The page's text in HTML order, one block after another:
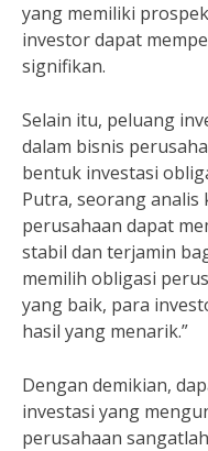
yang memiliki
investor dapat
signifikan.
Selain itu, peluang
dalam bisnis
bentuk investasi
Putra, seorang analis
perusahaan dapat
stabil dan terjamin
memilih obligasi
yang baik, para
hasil yang menarik.”
Dengan demikian,
investasi yang
perusahaan